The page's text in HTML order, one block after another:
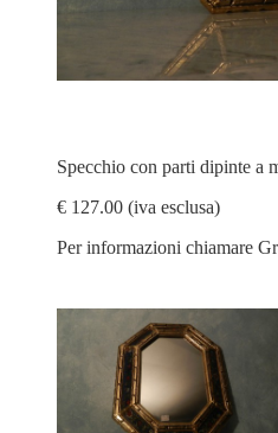
Specchio con parti dipinte a
€ 127.00 (iva esclusa)
Per informazioni chiamare